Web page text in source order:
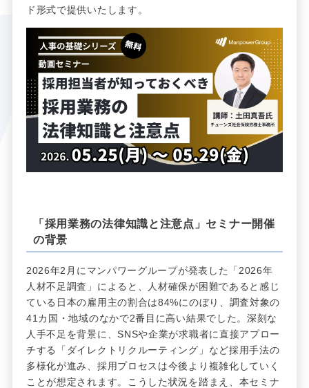
ド形式で提供いたします。
「採用業務の法律知識と注意点」セミナー開催
の背景
2026年2月にマンパワーグループが発表した「2026年
人材不足調査」によると、人材確保が困難であると感じ
ている日本の雇用主の割合は84%にのぼり、調査対象の
41カ国・地域のなかで2番目に高い結果でした。深刻な
人手不足を背景に、SNSや企業が求職者に直接アプロー
チする「ダイレクトリクルーティング」など採用手法の
多様化が進み、採用プロセスは今後より複雑化していく
ことが想定されます。こうした状況を踏まえ、本セミナ